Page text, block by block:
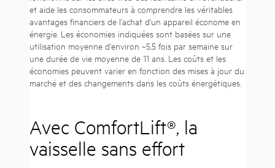
et aide les consommateurs à comprendre les véritables
avantages financiers de l'achat d'un appareil économe en
énergie. Les économies indiquées sont basées sur une
utilisation moyenne d'environ ~5,5 fois par semaine sur
une durée de vie moyenne de 11 ans. Les coûts et les
économies peuvent varier en fonction des mises à jour du
marché et des changements dans les coûts énergétiques.
Avec ComfortLift®, la
vaisselle sans effort